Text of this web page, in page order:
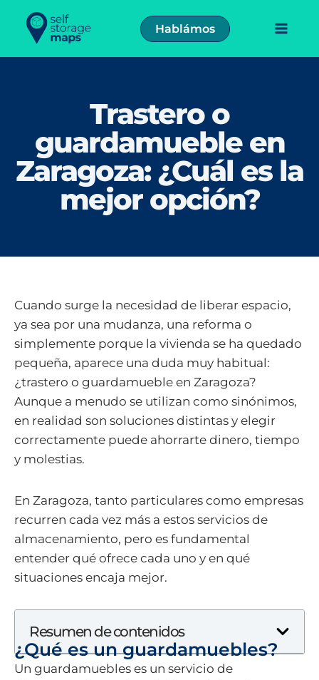
contenido
Hablámos
Trastero o
guardamueble en
Zaragoza: ¿Cuál es la
mejor opción?
Cuando surge la necesidad de liberar espacio,
ya sea por una mudanza, una reforma o
simplemente porque la vivienda se ha quedado
pequeña, aparece una duda muy habitual:
¿trastero o guardamueble en Zaragoza?
Aunque a menudo se utilizan como sinónimos,
en realidad son soluciones distintas y elegir
correctamente puede ahorrarte dinero, tiempo
y molestias.
En Zaragoza, tanto particulares como empresas
recurren cada vez más a estos servicios de
almacenamiento, pero es fundamental
entender qué ofrece cada uno y en qué
situaciones encaja mejor.
Resumen de contenidos
¿Qué es un guardamuebles?
Un guardamuebles es un servicio de